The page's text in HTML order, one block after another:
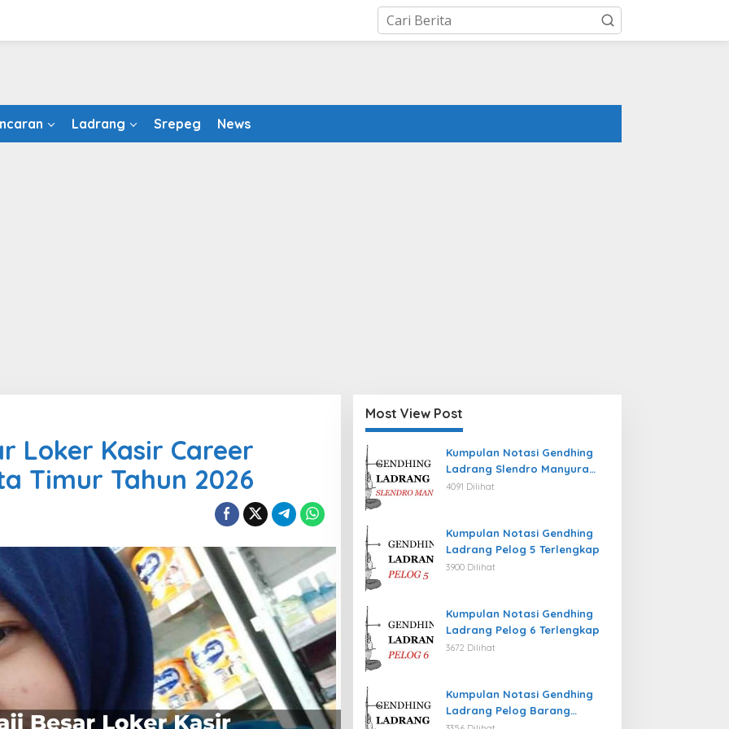
Ladrang Srepeg News
Loker Kasir Career
Timur Tahun 2026
Most View Post
Kumpulan Notasi Gendhing
Ladrang Slendro Manyura
Terlengkap
4091 Dilihat
Kumpulan Notasi Gendhing
Ladrang Pelog 5 Terlengkap
3900 Dilihat
Kumpulan Notasi Gendhing
Ladrang Pelog 6 Terlengkap
3672 Dilihat
Kumpulan Notasi Gendhing
Ladrang Pelog Barang